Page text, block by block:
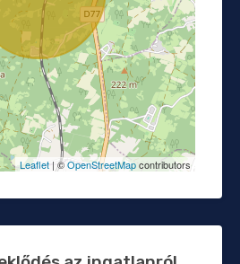
Leaflet| ©OpenStreetMapcontributors